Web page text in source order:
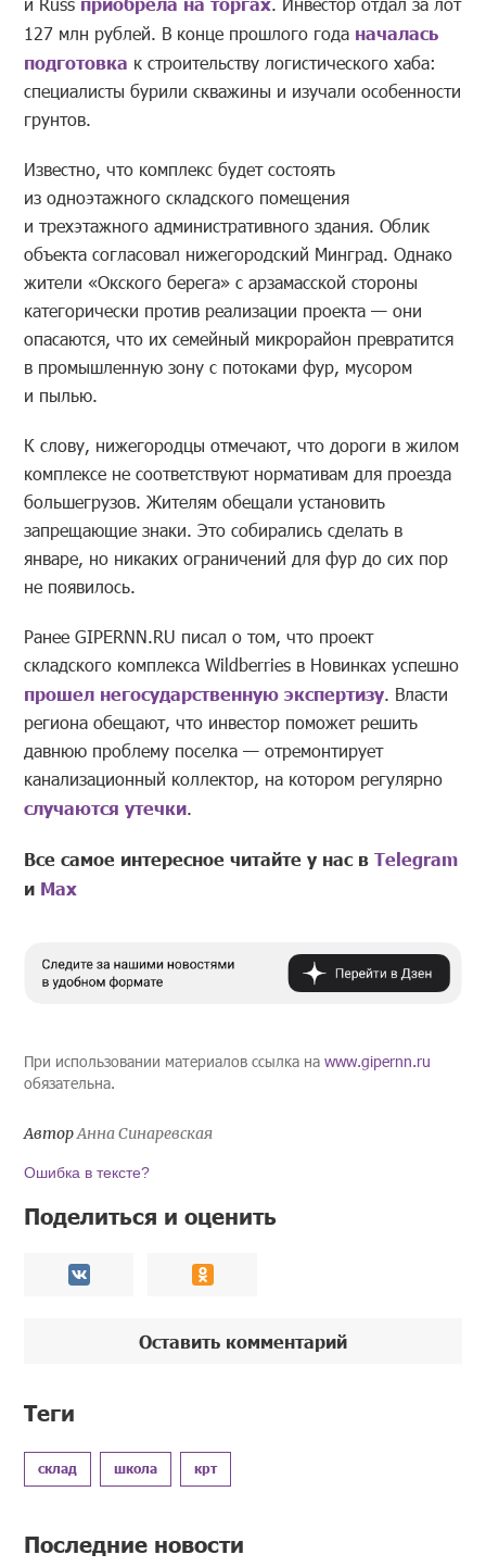
127 млн рублей. В конце прошлого года началась
подготовка к строительству логистического хаба:
специалисты бурили скважины и изучали особенности
грунтов.
Известно, что комплекс будет состоять
из одноэтажного складского помещения
и трехэтажного административного здания. Облик
объекта согласовал нижегородский Минград. Однако
жители «Окского берега» с арзамасской стороны
категорически против реализации проекта — они
опасаются, что их семейный микрорайон превратится
в промышленную зону с потоками фур, мусором
и пылью.
К слову, нижегородцы отмечают, что дороги в жилом
комплексе не соответствуют нормативам для проезда
большегрузов. Жителям обещали установить
запрещающие знаки. Это собирались сделать в
январе, но никаких ограничений для фур до сих пор
не появилось.
Ранее GIPERNN.RU писал о том, что проект
складского комплекса Wildberries в Новинках успешно
прошел негосударственную экспертизу. Власти
региона обещают, что инвестор поможет решить
давнюю проблему поселка — отремонтирует
канализационный коллектор, на котором регулярно
случаются утечки.
Все самое интересное читайте у нас вTelegram
и Mах
При использовании материалов ссылка наwww.gipernn.ru
обязательна.
АвторАнна Синаревская
Ошибка в тексте?
Поделиться и оценить
Оставить комментарий
Теги
склад школа крт
Последние новости